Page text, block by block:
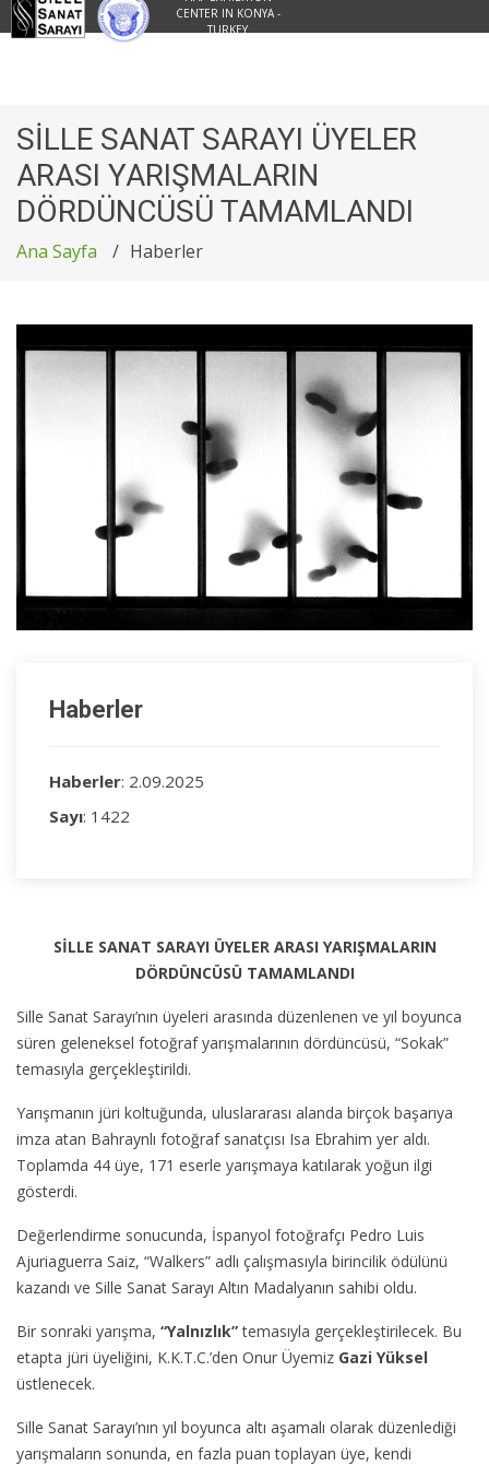
CENTER IN KONYA -
TURKEY
SİLLE SANAT SARAYI ÜYELER
ARASI YARIŞMALARIN
DÖRDÜNCÜSÜ TAMAMLANDI
Ana Sayfa Haberler
Haberler
Haberler: 2.09.2025
Sayı: 1422
SİLLE SANAT SARAYI ÜYELER ARASI YARIŞMALARIN
DÖRDÜNCÜSÜ TAMAMLANDI
Sille Sanat Sarayı’nın üyeleri arasında düzenlenen ve yıl boyunca
süren geleneksel fotoğraf yarışmalarının dördüncüsü, “Sokak”
temasıyla gerçekleştirildi.
Yarışmanın jüri koltuğunda, uluslararası alanda birçok başarıya
imza atan Bahraynlı fotoğraf sanatçısı Isa Ebrahim yer aldı.
Toplamda 44 üye, 171 eserle yarışmaya katılarak yoğun ilgi
gösterdi.
Değerlendirme sonucunda, İspanyol fotoğrafçı Pedro Luis
Ajuriaguerra Saiz, “Walkers” adlı çalışmasıyla birincilik ödülünü
kazandı ve Sille Sanat Sarayı Altın Madalyanın sahibi oldu.
Bir sonraki yarışma, “Yalnızlık”temasıyla gerçekleştirilecek. Bu
etapta jüri üyeliğini, K.K.T.C.’den Onur Üyemiz Gazi Yüksel
üstlenecek.
Sille Sanat Sarayı’nın yıl boyunca altı aşamalı olarak düzenlediği
yarışmaların sonunda, en fazla puan toplayan üye, kendi